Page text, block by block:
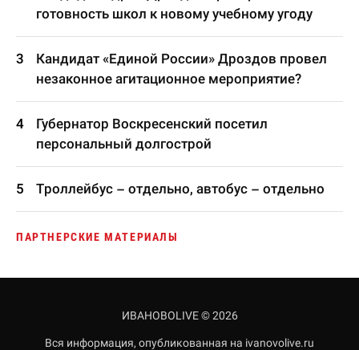
готовность школ к новому учебному угоду
Кандидат «Единой России» Дроздов провел
незаконное агитационное мероприятие?
Губернатор Воскресенский посетил
персональный долгострой
Троллейбус – отдельно, автобус – отдельно
ПАРТНЕРСКИЕ МАТЕРИАЛЫ
ИВАНОВОLIVE © 2026
Вся информация, опубликованная на ivanovolive.ru